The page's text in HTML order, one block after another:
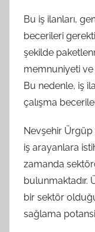
Bu iş ilanları,
becerileri
şekilde
memnuniyeti ve
Bu nedenle, iş
çalışma
Nevşehir Ürgüp
iş arayanlara
zamanda
bulunmaktadır.
bir sektör
sağlama